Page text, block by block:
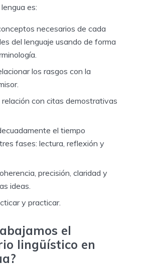
es:
necesarios de cada
del lenguaje usando de forma
los rasgos con la
relación con citas demostrativas
el tiempo
fases: lectura, reflexión y
precisión, claridad y
ideas.
y practicar.
el
lingüístico en